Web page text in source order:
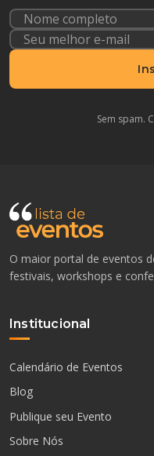
Sem spam.
O maior portal de eventos
festivais, workshops e
Institucional
Calendário de Eventos
Blog
Publique seu Evento
Sobre Nós